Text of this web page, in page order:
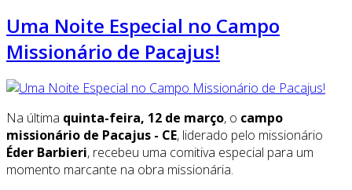
Uma Noite Especial no Campo
Missionário de Pacajus!
Na última quinta-feira, 12 de março, o campo
missionário de Pacajus - CE, liderado pelo missionário
Éder Barbieri, recebeu uma comitiva especial para um
momento marcante na obra missionária.